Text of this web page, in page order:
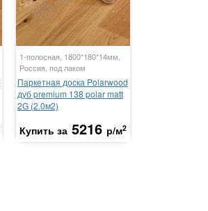
1-полосная, 1800*180*14мм,
Россия, под лаком
Паркетная доска Polarwood
дуб premium 138 polar matt
2G (2.0м2)
Купить за 5216 р/м2